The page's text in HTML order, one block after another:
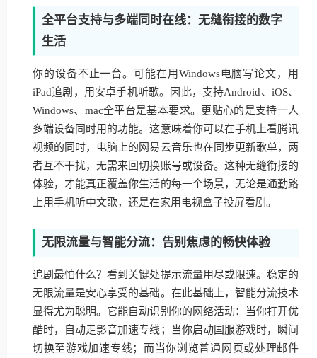
全平台支持与多端同时在线：无缝衔接的数字
生活
你的设备不止一台。可能在用Windows电脑写论文，用
iPad追剧，用安卓手机听歌。因此，支持Android、iOS、
Windows、mac全平台是基本要求。更贴心的是支持一人
多端设备同时用的功能。这意味着你可以在手机上看腾讯
视频的同时，电脑上的网易云音乐也在同步更新歌单，两
者互不干扰，无需来回切换账号或设备。这种无缝衔接的
体验，才能真正覆盖你生活的每一个场景，无论是通勤路
上用手机听中文歌，还是在家用电视盒子投屏看剧。
无限流量与智能分流：告别焦虑的畅快体验
追剧最怕什么？看到关键处提示流量用尽或限速。稳定的
无限流量是安心享受的基础。在此基础上，智能分流技术
显得尤为聪明。它能自动识别你的网络活动：当你打开优
酷时，自动走影音加速专线；当你启动国服游戏时，瞬间
切换至游戏加速专线；而当你浏览普通网页或处理邮件